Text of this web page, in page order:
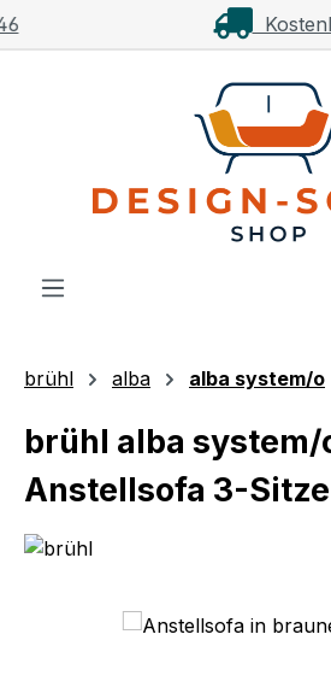
Zum Hauptinhalt springen
Kostenloser
brühl alba alba system/o
brühl alba system/
Anstellsofa 3-
Bildergalerie überspringen